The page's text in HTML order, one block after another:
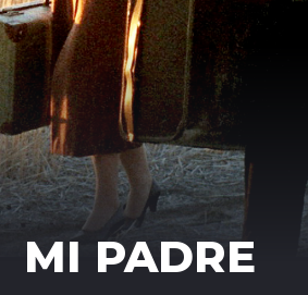
MI PADRE